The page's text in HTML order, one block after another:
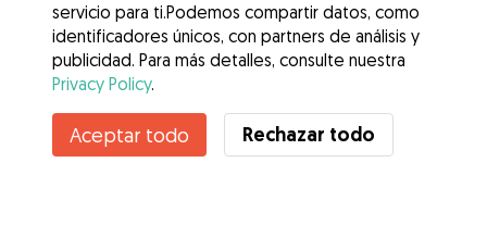
servicio para ti.Podemos compartir datos, como
identificadores únicos, con partners de análisis y
publicidad. Para más detalles, consulte nuestra
Privacy Policy.
Aceptar todo Rechazar todo